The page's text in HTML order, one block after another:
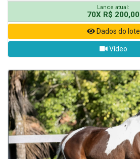
Lance atual:
70X R$ 200,00
Dados do lote
Vídeo